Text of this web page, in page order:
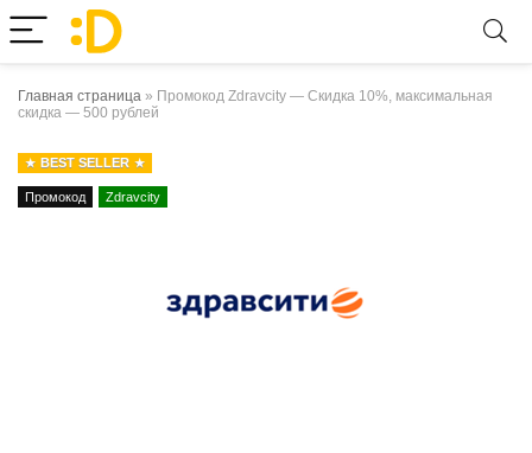
Главная страница » Промокод Zdravcity — Скидка 10%, максимальная
скидка — 500 рублей
BEST SELLER
Промокод Zdravcity